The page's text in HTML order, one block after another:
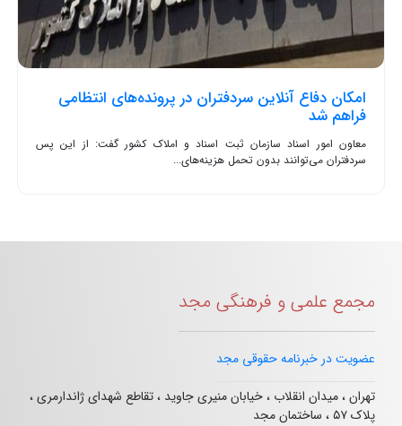
امکان دفاع آنلاین سردفتران در پرونده‌های انتظامی
فراهم شد
معاون امور اسناد سازمان ثبت اسناد و املاک کشور گفت: از این پس
سردفتران می‌توانند بدون تحمل هزینه‌های...
مجمع علمی و فرهنگی مجد
عضویت در خبرنامه حقوقی مجد
تهران ، میدان انقلاب ، خیابان منیری جاوید ، تقاطع شهدای ژاندارمری ،
پلاک ۵۷ ، ساختمان مجد